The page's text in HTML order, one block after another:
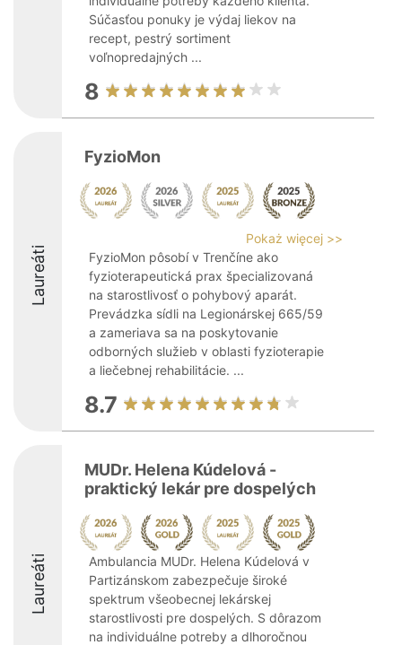
Súčasťou ponuky je výdaj liekov na
recept, pestrý sortiment
voľnopredajných ...
8
Laureáti
FyzioMon
Pokaż więcej >>
FyzioMon pôsobí v Trenčíne ako
fyzioterapeutická prax špecializovaná
na starostlivosť o pohybový aparát.
Prevádzka sídli na Legionárskej 665/59
a zameriava sa na poskytovanie
odborných služieb v oblasti fyzioterapie
a liečebnej rehabilitácie. ...
8.7
Laureáti
MUDr. Helena Kúdelová -
praktický lekár pre dospelých
Ambulancia MUDr. Helena Kúdelová v
Partizánskom zabezpečuje široké
spektrum všeobecnej lekárskej
starostlivosti pre dospelých. S dôrazom
na individuálne potreby a dlhoročnou